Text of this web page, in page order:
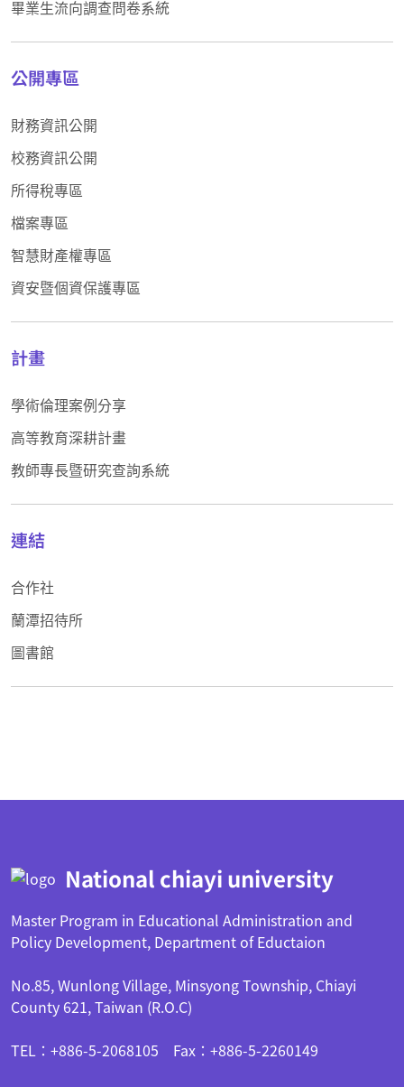
畢業生流向調查問卷系統
公開專區
財務資訊公開
校務資訊公開
所得稅專區
檔案專區
智慧財產權專區
資安暨個資保護專區
計畫
學術倫理案例分享
高等教育深耕計畫
教師專長暨研究查詢系統
連結
合作社
蘭潭招待所
圖書館
National chiayi university
Master Program in Educational Administration and
Policy Development, Department of Eductaion
No.85, Wunlong Village, Minsyong Township, Chiayi
County 621, Taiwan (R.O.C)
TEL：+886-5-2068105 Fax：+886-5-2260149